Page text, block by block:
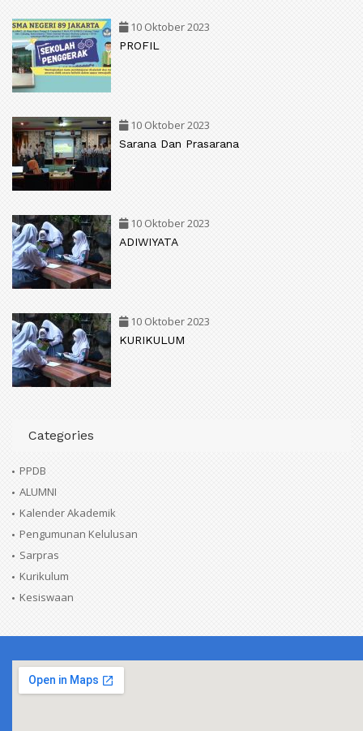
10 Oktober 2023
PROFIL
10 Oktober 2023
Sarana Dan Prasarana
10 Oktober 2023
ADIWIYATA
10 Oktober 2023
KURIKULUM
Categories
PPDB
ALUMNI
Kalender Akademik
Pengumunan Kelulusan
Sarpras
Kurikulum
Kesiswaan